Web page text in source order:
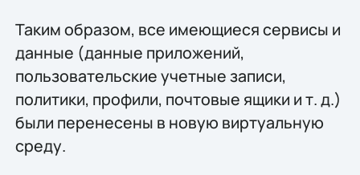
Таким образом, все имеющиеся сервисы и
данные (данные приложений,
пользовательские учетные записи,
политики, профили, почтовые ящики и т. д.)
были перенесены в новую виртуальную
среду.